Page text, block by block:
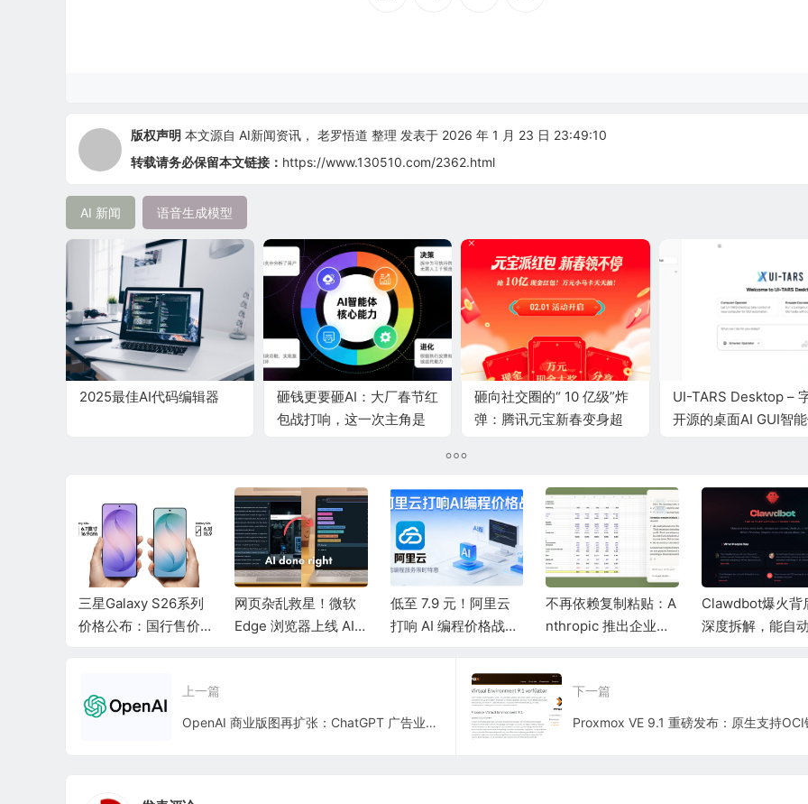
版权声明 本文源自 AI新闻资讯 ， 老罗悟道 整理 发表于 2026 年 1 月 23 日 23:49:10
转载请务必保留本文链接： https://www.130510.com/2362.html
AI 新闻 语音生成模型
2025最佳AI代码编辑器
砸钱更要砸AI：大厂春节红
包战打响，这一次主角是
砸向社交圈的“ 10 亿级”炸
弹：腾讯元宝新春变身超
UI-TARS Desktop –
开源的桌面AI GUI智
三星Galaxy S26系列
价格公布：国行售价6
网页杂乱救星！微软
Edge 浏览器上线 AI
低至 7.9 元！阿里云
打响 AI 编程价格战：
流”模型，Qwen3.5
不再依赖复制粘贴：A
nthropic 推出企业插
Office 直面微软 Ope
nAI 竞争
Clawdbot爆火背
深度拆解，能自
上一篇
OpenAI 商业版图再扩张：ChatGPT 广告业务 2 月上线，9 亿活跃用户变现开启
下一篇